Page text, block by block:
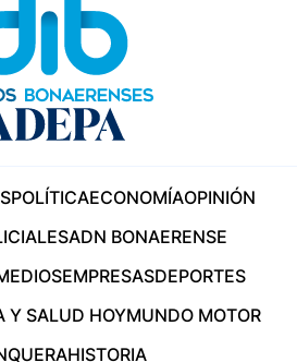
POLÍTICAECONOMÍAOPINIÓN
ADN BONAERENSE
EMPRESASDEPORTES
Y SALUD HOYMUNDO MOTOR
HISTORIA